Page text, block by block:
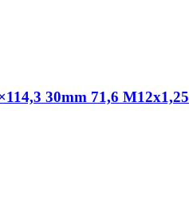
30mm 71,6 M12x1,25